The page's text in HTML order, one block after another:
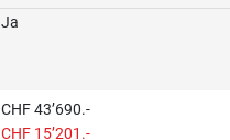
Ja
CHF 43’690.-
CHF 15’201.-